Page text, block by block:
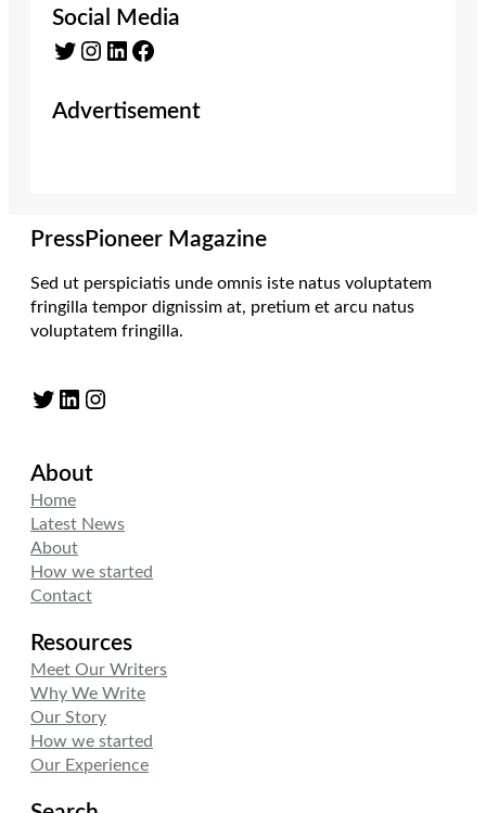
Social Media
Twitter Instagram LinkedIn Facebook
Advertisement
PressPioneer Magazine
Sed ut perspiciatis unde omnis iste natus voluptatem
fringilla tempor dignissim at, pretium et arcu natus
voluptatem fringilla.
Twitter LinkedIn Instagram
About
Home
Latest News
About
How we started
Contact
Resources
Meet Our Writers
Why We Write
Our Story
How we started
Our Experience